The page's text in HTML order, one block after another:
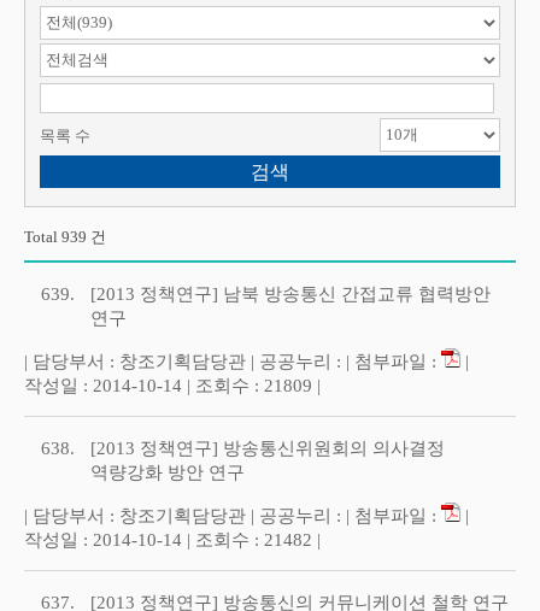
검색 항목 선택
목록 수
Total 939 건
639.
[2013 정책연구] 남북 방송통신 간접교류 협력방안
연구
| 담당부서 : 창조기획담당관 | 공공누리 : | 첨부파일 :
|
작성일 : 2014-10-14 | 조회수 : 21809 |
638.
[2013 정책연구] 방송통신위원회의 의사결정
역량강화 방안 연구
| 담당부서 : 창조기획담당관 | 공공누리 : | 첨부파일 :
|
작성일 : 2014-10-14 | 조회수 : 21482 |
637. [2013 정책연구] 방송통신의 커뮤니케이션 철학 연구